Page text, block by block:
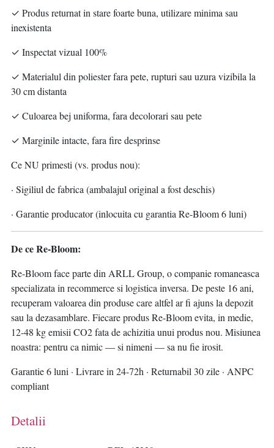
✓ Produs returnat in stare foarte buna, utilizare minima sau
inexistenta
✓ Inspectat vizual 100%
✓ Materialul din poliester fara pete, rupturi sau uzura vizibila la
30 cm distanta
✓ Culoarea bej uniforma, fara decolorari sau pete
✓ Marginile intacte, fara fire desprinse
Ce NU primesti (vs. produs nou):
· Sigiliul de fabrica (ambalajul original a fost deschis)
· Garantie producator (inlocuita cu garantia Re-Bloom 6 luni)
De ce Re-Bloom:
Re-Bloom face parte din ARLL Group, o companie romaneasca
specializata in recommerce si logistica inversa. De peste 16 ani,
recuperam valoarea din produse care altfel ar fi ajuns la depozit
sau la dezasamblare. Fiecare produs Re-Bloom evita, in medie,
12-48 kg emisii CO2 fata de achizitia unui produs nou. Misiunea
noastra: pentru ca nimic — si nimeni — sa nu fie irosit.
Garantie 6 luni · Livrare in 24-72h · Returnabil 30 zile · ANPC
compliant
Detalii